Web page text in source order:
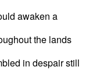
awaken a
the lands
in despair still